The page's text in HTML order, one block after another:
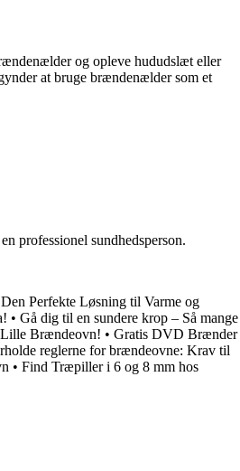
og opleve hududslæt eller
at bruge brændenælder som et
professionel sundhedsperson.
Perfekte Løsning til Varme og
• Gå dig til en sundere krop – Så mange
Brændeovn! • Gratis DVD Brænder
reglerne for brændeovne: Krav til
• Find Træpiller i 6 og 8 mm hos